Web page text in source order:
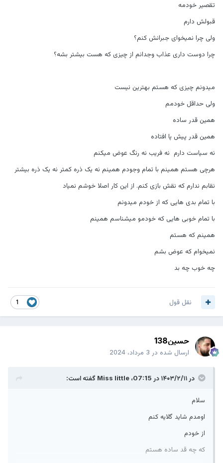
تقصیر خودمه
قبولش دارم
ولی چرا نمیخوای جبرانش کنم؟
چرا دوست داری عذاب وجدانم از چیزی که هست بیشتر بشه؟
میدونم چیزی که هستم بهترین نیست
ولی حداقل خودمم
همین قدر ساده
همین قدر پیش پا افتاده
نه سیاست دارم نه فریب نه رنگ عوض میکنم
هرچی هستم همینم با تمام وجودم همینم نه یک ذره کمتر نه یک ذره بیشتر
نقابم ندارم که نقش بازی کنم. از این کار اصلا خوشم نمیاد
با تمام بدی هایی که از خودم میدونم
با تمام خوبی هایی که خودمو میشناسم همینم
همینم که هستم
نمیخوام که عوض بشم
چه خوب چه بد
نقل قول
حسین138
ارسال شده در 3 مرداد، 2024
در ۱۴۰۳/۲/۱۱ در 07:15، Miss littleگفته است:
سلام
اومدم شاید گلایه کنم
از خودم
که چه قد ساده هستم